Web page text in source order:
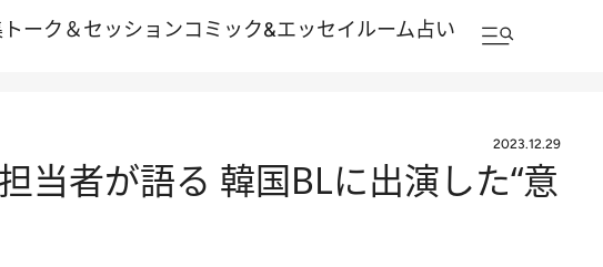
トーク＆セッションコミック&エッセイルーム占い
2023.12.29
当者が語る 韓国BLに出演した“意